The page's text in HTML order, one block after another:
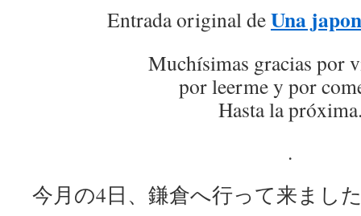
Entrada original deUna
Muchísimas gracias por
por leerme y por
Hasta la
.
今月の4日、鎌倉へ行って来まし